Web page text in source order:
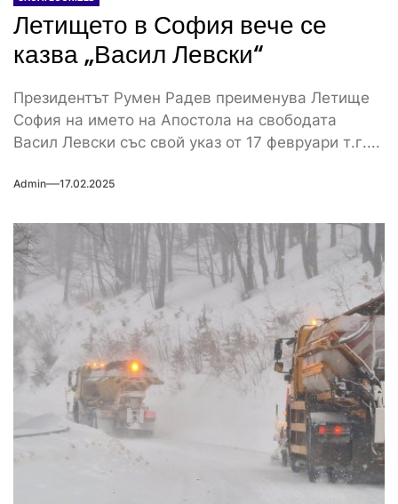
Летището в София вече се
казва „Васил Левски“
Президентът Румен Радев преименува Летище
София на името на Апостола на свободата
Васил Левски със свой указ от 17 февруари т.г....
Admin 17.02.2025